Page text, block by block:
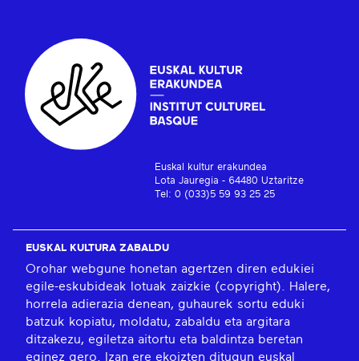
Euskal kultur erakundea
Lota Jauregia - 64480 Uztaritze
Tel: 0 (033)5 59 93 25 25
EUSKAL KULTURA ZABALDU
Orohar webgune honetan agertzen diren edukiei
egile-eskubideak lotuak zaizkie (copyright). Halere,
horrela adierazia denean, guhaurek sortu eduki
batzuk kopiatu, moldatu, zabaldu eta argitara
ditzakezu, egiletza aitortu eta baldintza beretan
eginez gero. Izan ere ekoizten ditugun euskal